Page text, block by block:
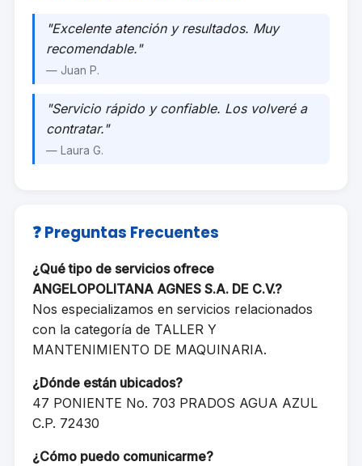
"Excelente atención y resultados. Muy
recomendable."
— Juan P.
"Servicio rápido y confiable. Los volveré a
contratar."
— Laura G.
❓ Preguntas Frecuentes
¿Qué tipo de servicios ofrece
ANGELOPOLITANA AGNES S.A. DE C.V.?
Nos especializamos en servicios relacionados
con la categoría de TALLER Y
MANTENIMIENTO DE MAQUINARIA.
¿Dónde están ubicados?
47 PONIENTE No. 703 PRADOS AGUA AZUL
C.P. 72430
¿Cómo puedo comunicarme?